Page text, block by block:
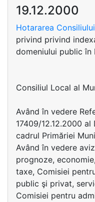
19.12.2000
Hotararea
privind privind
domeniului public în
Consiliul Local al
Având în vedere
17409/12.12.2000
cadrul Primăriei
Având în vedere
prognoze,
taxe, Comisiei
public şi privat,
Comisiei pentru